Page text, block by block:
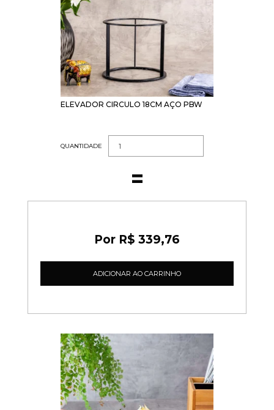
ELEVADOR CIRCULO 18CM AÇO PBW
QUANTIDADE
R$ 339,76
ADICIONAR AO CARRINHO